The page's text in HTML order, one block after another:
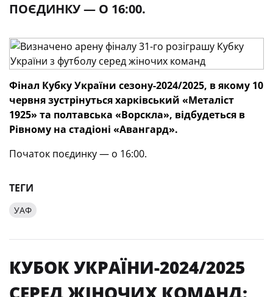
ПОЄДИНКУ — О 16:00.
Фінал Кубку України сезону-2024/2025, в якому 10
червня зустрінуться харківський «Металіст
1925» та полтавська «Ворскла», відбудеться в
Рівному на стадіоні «Авангард».
Початок поєдинку — о 16:00.
ТЕГИ
УАФ
КУБОК УКРАЇНИ-2024/2025